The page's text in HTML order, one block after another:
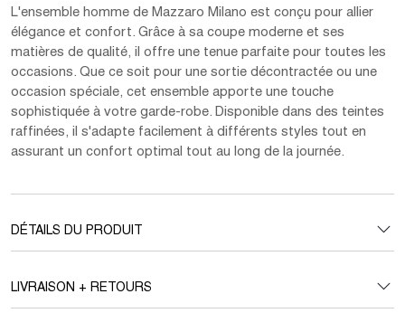
L'ensemble homme de Mazzaro Milano est conçu pour allier
élégance et confort. Grâce à sa coupe moderne et ses
matières de qualité, il offre une tenue parfaite pour toutes les
occasions. Que ce soit pour une sortie décontractée ou une
occasion spéciale, cet ensemble apporte une touche
sophistiquée à votre garde-robe. Disponible dans des teintes
raffinées, il s'adapte facilement à différents styles tout en
assurant un confort optimal tout au long de la journée.
DÉTAILS DU PRODUIT
LIVRAISON + RETOURS